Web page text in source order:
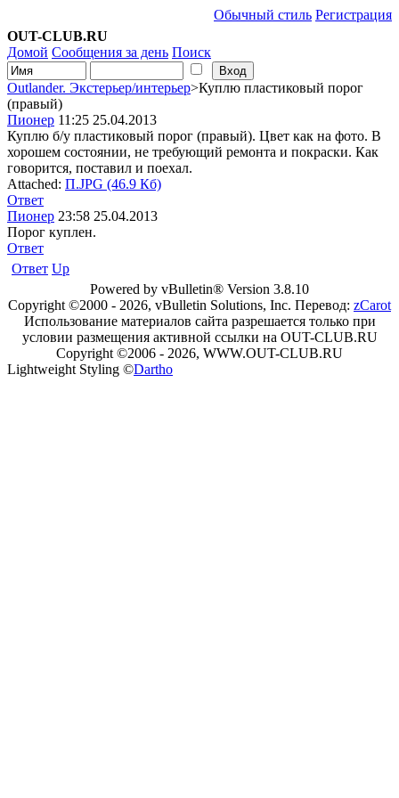
Обычный стиль Регистрация
OUT-CLUB.RU
Домой Сообщения за день Поиск
Outlander. Экстерьер/интерьер>Куплю пластиковый порог
(правый)
Пионер 11:25 25.04.2013
Куплю б/у пластиковый порог (правый). Цвет как на фото. В
хорошем состоянии, не требующий ремонта и покраски. Как
говорится, поставил и поехал.
Attached: П.JPG (46.9 Кб)
Ответ
Пионер 23:58 25.04.2013
Порог куплен.
Ответ
Ответ Up
Powered by vBulletin® Version 3.8.10
Copyright ©2000 - 2026, vBulletin Solutions, Inc. Перевод: zCarot
Использование материалов сайта разрешается только при
условии размещения активной ссылки на OUT-CLUB.RU
Copyright ©2006 - 2026, WWW.OUT-CLUB.RU
Lightweight Styling ©Dartho